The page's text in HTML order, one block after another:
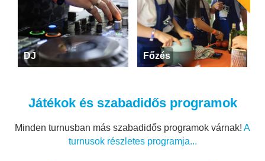
DJ Főzés
Játékok és szabadidős programok
Minden turnusban más szabadidős programok várnak! A
turnusok részletes programja...